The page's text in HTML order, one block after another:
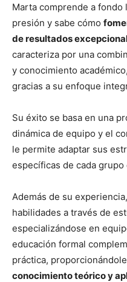
Marta comprende a fondo
presión y sabe cómo
de resultados
caracteriza por una
y conocimiento
gracias a su enfoque
Su éxito se basa en una
dinámica de equipo y el
le permite adaptar sus
específicas de cada grupo
Además de su
habilidades a través de
especializándose en
educación formal
práctica, proporcionándole
conocimiento teórico y